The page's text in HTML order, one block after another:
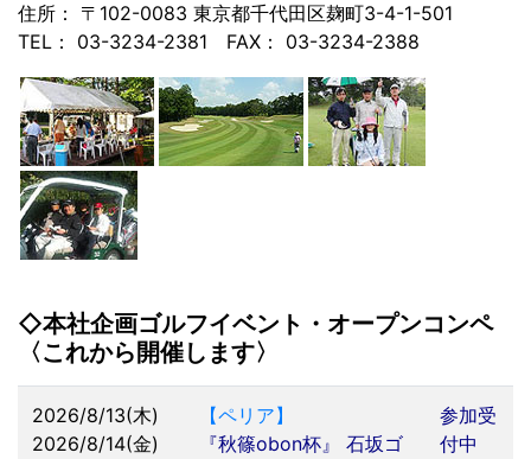
住所： 〒102-0083 東京都千代田区麹町3-4-1-501
TEL： 03-3234-2381 FAX： 03-3234-2388
◇本社企画ゴルフイベント・オープンコンペ
〈これから開催します〉
2026/8/13(木)
2026/8/14(金)
【ペリア】
『秋篠obon杯』 石坂ゴ
参加受
付中